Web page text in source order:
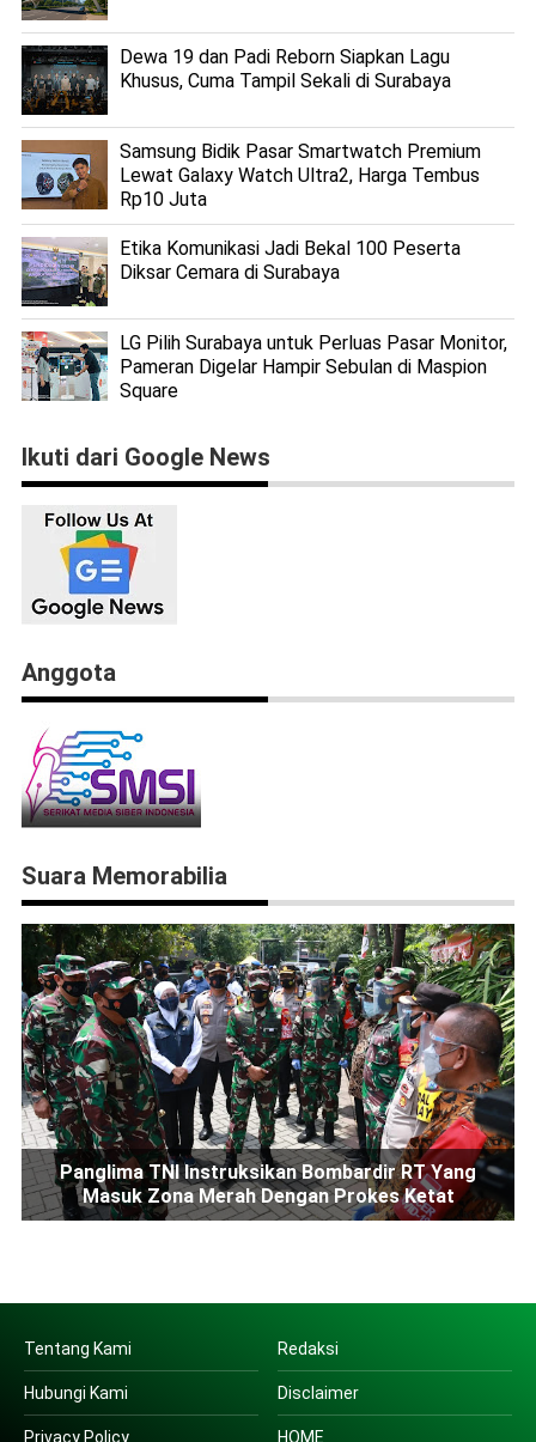
Dewa 19 dan Padi Reborn Siapkan Lagu
Khusus, Cuma Tampil Sekali di Surabaya
Samsung Bidik Pasar Smartwatch Premium
Lewat Galaxy Watch Ultra2, Harga Tembus
Rp10 Juta
Etika Komunikasi Jadi Bekal 100 Peserta
Diksar Cemara di Surabaya
LG Pilih Surabaya untuk Perluas Pasar Monitor,
Pameran Digelar Hampir Sebulan di Maspion
Square
Ikuti dari Google News
Anggota
Suara Memorabilia
Panglima TNI Instruksikan Bombardir RT Yang
Masuk Zona Merah Dengan Prokes Ketat
Tentang Kami Redaksi
Hubungi Kami Disclaimer
Privacy Policy HOME